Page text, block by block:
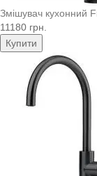
Змішувач кухонний
11180 грн.
Купити